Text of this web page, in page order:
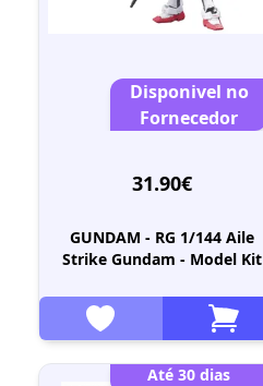
Disponivel no
Fornecedor
31.90€
GUNDAM - RG 1/144 Aile
Strike Gundam - Model Kit
Até 30 dias